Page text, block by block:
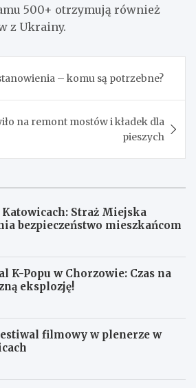
500+ otrzymują również
z Ukrainy.
– komu są potrzebne?
na remont mostów i kładek dla
pieszych
Katowicach: Straż Miejska
bezpieczeństwo mieszkańcom
K-Popu w Chorzowie: Czas na
eksplozję!
filmowy w plenerze w